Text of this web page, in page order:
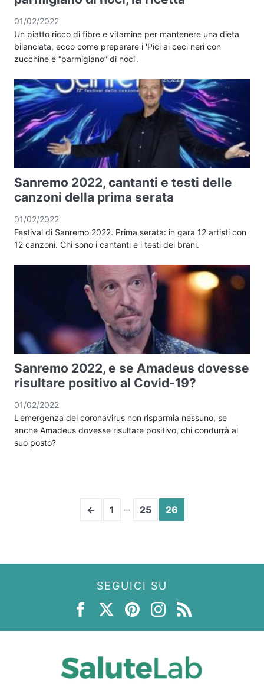
01/02/2022
Un piatto ricco di fibre e vitamine per mantenere una dieta
bilanciata, ecco come preparare i 'Pici ai ceci neri con
zucchine e “parmigiano” di noci'.
Sanremo 2022, cantanti e testi delle
canzoni della prima serata
01/02/2022
Festival di Sanremo 2022. Prima serata: in gara 12 artisti con
12 canzoni. Chi sono i cantanti e i testi dei brani.
Sanremo 2022, e se Amadeus dovesse
risultare positivo al Covid-19?
01/02/2022
L'emergenza del coronavirus non risparmia nessuno, se
anche Amadeus dovesse risultare positivo, chi condurrà al
suo posto?
← 1 … 25 26
SEGUICI SU